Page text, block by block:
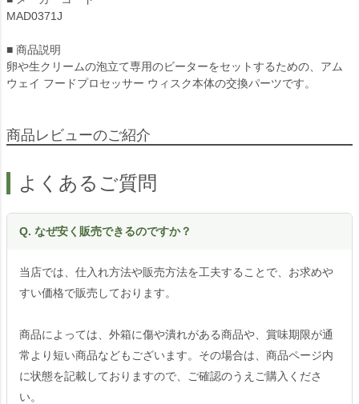
MAD0371J
■ 商品説明
卵や生クリームの泡立て専用のビーターをセットするための、アム
ウェイ フードプロセッサー ウィスク本体の交換パーツです。
商品レビューのご紹介
よくあるご質問
Q. なぜ安く販売できるのですか？
当店では、仕入れ方法や販売方法を工夫することで、お求めや
すい価格で販売しております。
商品によっては、外箱に傷や潰れがある商品や、賞味期限が通
常より短い商品などもございます。その場合は、商品ページ内
に状態を記載しておりますので、ご確認のうえご購入くださ
い。